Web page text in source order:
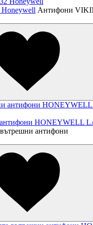
Антифони
HONEYWELL
антифони